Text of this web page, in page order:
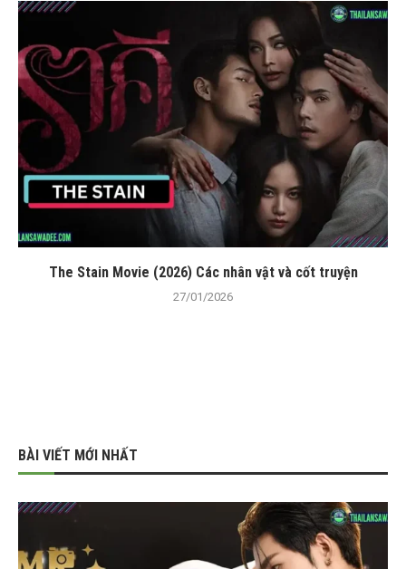
The Stain Movie (2026) Các nhân vật và cốt truyện
27/01/2026
BÀI VIẾT MỚI NHẤT